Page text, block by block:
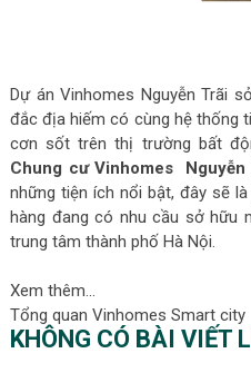
Dự án Vinhomes Nguyễn Trãi
đắc địa hiếm có cùng hệ thống
cơn sốt trên thị trường bất
Chung cư Vinhomes Nguyễn
những tiện ích nổi bật, đây sẽ
hàng đang có nhu cầu sở hữu
trung tâm thành phố Hà Nội.
Xem thêm...
Tổng quan Vinhomes Smart city
KHÔNG CÓ BÀI VIẾT